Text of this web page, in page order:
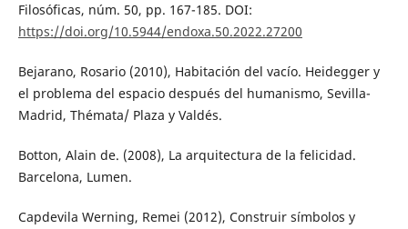
Filosóficas, núm. 50, pp. 167-185. DOI:
https://doi.org/10.5944/endoxa.50.2022.27200
Bejarano, Rosario (2010), Habitación del vacío. Heidegger y
el problema del espacio después del humanismo, Sevilla-
Madrid, Thémata/ Plaza y Valdés.
Botton, Alain de. (2008), La arquitectura de la felicidad.
Barcelona, Lumen.
Capdevila Werning, Remei (2012), Construir símbolos y